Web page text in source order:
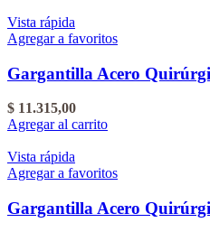
Vista rápida
Agregar a favoritos
Gargantilla Acero
$ 11.315,00
Agregar al carrito
Vista rápida
Agregar a favoritos
Gargantilla Acero